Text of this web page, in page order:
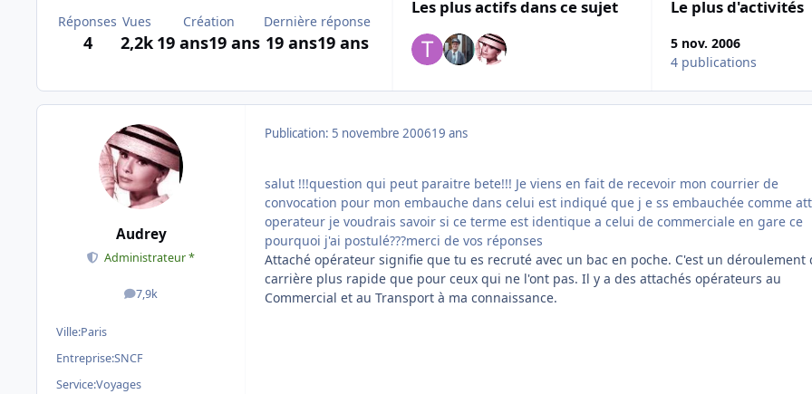
Réponses
4
Vues
2,2k
Création
19 ans19 ans
Dernière réponse
19 ans19 ans
Les plus actifs dans ce sujet Le plus d'activités
5 nov. 2006
4 publications
Audrey
Administrateur *
7,9k
messages
Ville:Paris
Entreprise:SNCF
Service:Voyages
Publication: 5 novembre 200619 ans
salut !!!question qui peut paraitre bete!!! Je viens en fait de recevoir mon courrier de
convocation pour mon embauche dans celui est indiqué que j e ss embauchée comme
operateur je voudrais savoir si ce terme est identique a celui de commerciale en gare ce
pourquoi j'ai postulé???merci de vos réponses
Attaché opérateur signifie que tu es recruté avec un bac en poche. C'est un déroulement
carrière plus rapide que pour ceux qui ne l'ont pas. Il y a des attachés opérateurs au
Commercial et au Transport à ma connaissance.